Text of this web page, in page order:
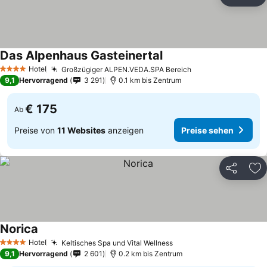
4 Sterne Hotel Großzügiger ALPEN.VEDA.SPA BereichPreise sehen
Das Alpenhaus GasteinertalPreise sehen
9,1 Hervorragend 3 291 0.1 km bis Zentrum
Ab € 175
Preise von 11 Websites anzeigen Preise sehen
Teilen
4 Sterne Hotel Keltisches Spa und Vital WellnessPreise sehen
Norica
9,1 Hervorragend 2 601 0.2 km bis Zentrum